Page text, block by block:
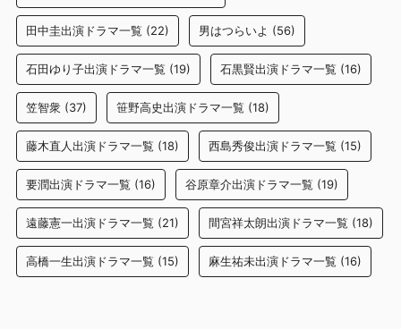
田中圭出演ドラマ一覧 (22) 男はつらいよ (56)
石田ゆり子出演ドラマ一覧 (19) 石黒賢出演ドラマ一覧 (16)
笠智衆 (37) 笹野高史出演ドラマ一覧 (18)
藤木直人出演ドラマ一覧 (18) 西島秀俊出演ドラマ一覧 (15)
要潤出演ドラマ一覧 (16) 谷原章介出演ドラマ一覧 (19)
遠藤憲一出演ドラマ一覧 (21) 間宮祥太朗出演ドラマ一覧 (18)
高橋一生出演ドラマ一覧 (15) 麻生祐未出演ドラマ一覧 (16)